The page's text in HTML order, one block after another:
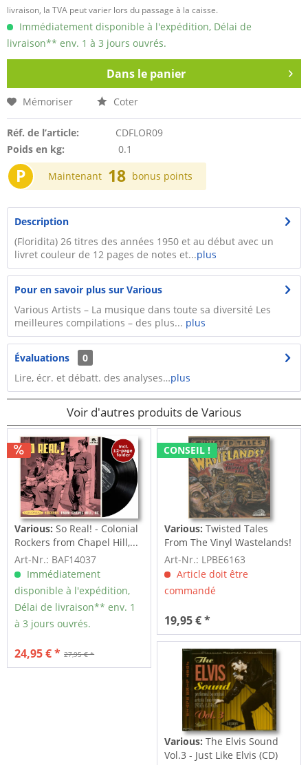
livraison, la TVA peut varier lors du passage à la caisse.
Immédiatement disponible à l'expédition, Délai de
livraison** env. 1 à 3 jours ouvrés.
Dans le panier
Mémoriser Coter
Réf. de l’article:
CDFLOR09
Poids en kg:
0.1
P Maintenant 18 bonus points
Description
(Floridita) 26 titres des années 1950 et au début avec un
livret couleur de 12 pages de notes et...plus
Pour en savoir plus sur Various
Various Artists – La musique dans toute sa diversité Les
meilleures compilations – des plus... plus
Évaluations
0
Lire, écr. et débatt. des analyses…plus
Voir d'autres produits de Various
Various: So Real! - Colonial
Rockers from Chapel Hill,...
Art-Nr.: BAF14037
Immédiatement
disponible à l'expédition,
Délai de livraison** env. 1
à 3 jours ouvrés.
27,95 € *
24,95 € *
CONSEIL !
Various: Twisted Tales
From The Vinyl Wastelands!
Vol.5...
Art-Nr.: LPBE6163
Article doit être
commandé
19,95 € *
Various: The Elvis Sound
Vol.3 - Just Like Elvis (CD)